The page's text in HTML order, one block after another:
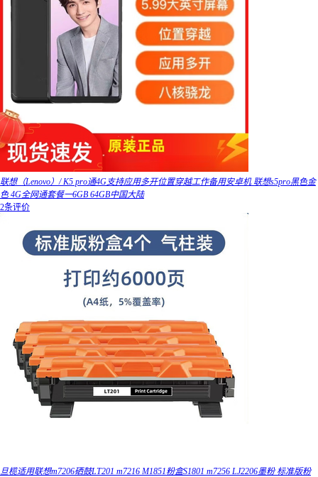
联想（Lenovo）/ K5 pro通4G支持应用多开位置穿越工作备用安卓机 联想s5pro黑色金
色 4G全网通套餐一6GB 64GB中国大陆
2条评价
旦榄适用联想m7206硒鼓LT201 m7216 M1851粉盒S1801 m7256 LJ2206墨粉 标准版粉